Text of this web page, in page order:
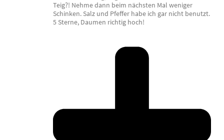
Teig?! Nehme dann beim nächsten Mal weniger
Schinken. Salz und Pfeffer habe ich gar nicht benutzt.
5 Sterne, Daumen richtig hoch!